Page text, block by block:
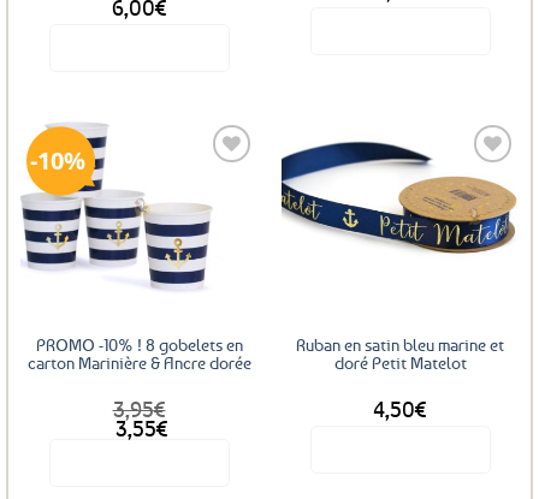
6,00€
plusieurs
variations.
Les
options
peuvent
sur
la
10%
Ajouter
favoris
PROMO -10% ! 8 gobelets en
carton Marinière & Ancre dorée
3,95€
Le
prix
3,55€
Le
prix
Ajouter
aux
favoris
Ruban en satin bleu marine et
doré Petit Matelot
4,50€